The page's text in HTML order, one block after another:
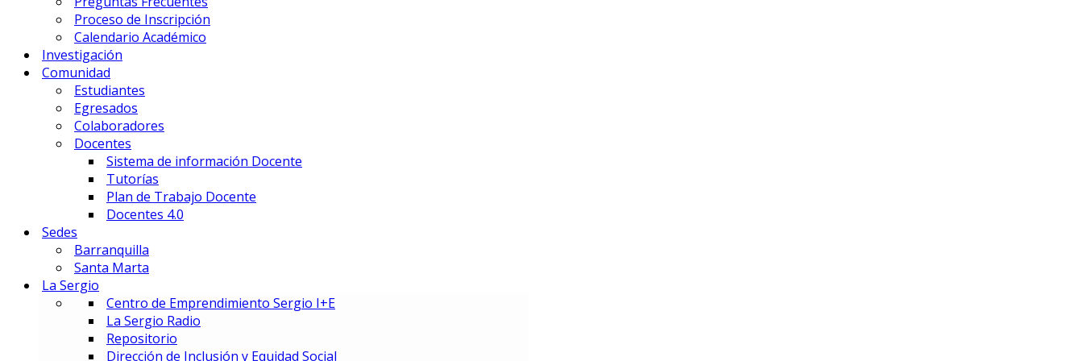
Innovación y Economía de Datos
Marketing Integral y Negocios Globales
Preuniversitario
Preparatorio en Teatro Musical
Postgrados
DOCTORADO:
DIN – Doctorado en Innovación y Negocios
MAESTRÍAS:
Proceso de Inscripción
Calendario Académico
Investigación
Comunidad
Estudiantes
Egresados
Colaboradores
Docentes
Sistema de información Docente
Tutorías
Plan de Trabajo Docente
Docentes 4.0
Sedes
Barranquilla
Santa Marta
La Sergio
Centro de Emprendimiento Sergio I+E
La Sergio Radio
Repositorio
Dirección de Inclusión y Equidad Social